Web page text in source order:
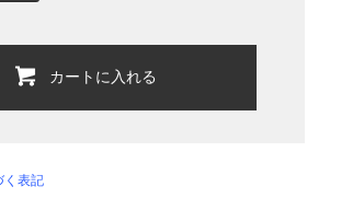
カートに入れる
く表記